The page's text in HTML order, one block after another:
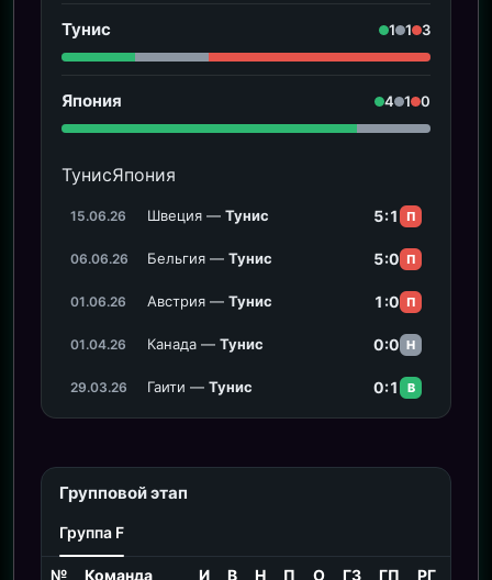
Тунис 1 1 3
Япония 4 1 0
ТунисЯпония
15.06.26 Швеция — Тунис 5:1 П
06.06.26 Бельгия — Тунис 5:0 П
01.06.26 Австрия — Тунис 1:0 П
01.04.26 Канада — Тунис 0:0 Н
29.03.26 Гаити — Тунис 0:1 В
Групповой этап
Группа F
№ Команда И В Н П О ГЗ ГП РГ